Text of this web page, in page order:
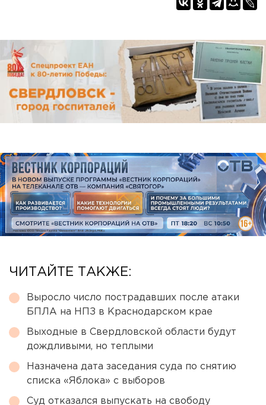
ЧИТАЙТЕ ТАКЖЕ:
Выросло число пострадавших после атаки
БПЛА на НПЗ в Краснодарском крае
Выходные в Свердловской области будут
дождливыми, но теплыми
Назначена дата заседания суда по снятию
списка «Яблока» с выборов
Суд отказался выпускать на свободу